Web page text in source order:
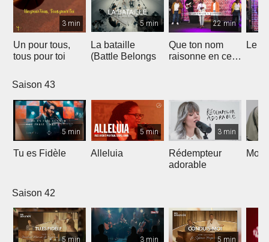
3 min
Un pour tous,
tous pour toi
5 min
La bataille
(Battle Belongs
22 min
Que ton nom
raisonne en ce
Le
Saison 43
5 min
Tu es Fidèle
5 min
Alleluia
3 min
Rédempteur
adorable
Mon
Saison 42
5 min 3 min 5 min